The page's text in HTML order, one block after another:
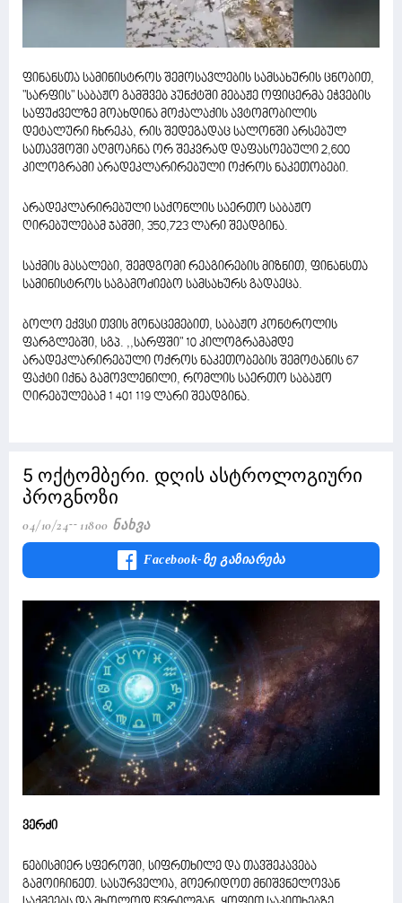
ფინანსთა სამინისტროს შემოსავლების სამსახურის ცნობით,
"სარფის" საბაჟო გამშვებ პუნქტში მებაჟე ოფიცერმა ეჭვების
საფუძველზე მოახდინა მოქალაქის ავტომობილის
დეტალური ჩხრეკა, რის შედეგადაც სალონში არსებულ
სათავშოში აღმოაჩნა ორ შეკვრად დაფასოებული 2,600
კილოგრამი არადეკლარირებული ოქროს ნაკეთობები.
არადეკლარირებული საქონლის საერთო საბაჟო
ღირებულებამ ჯამში, 350,723 ლარი შეადგინა.
საქმის მასალები, შემდგომი რეაგირების მიზნით, ფინანსთა
სამინისტროს საგამოძიებო სამსახურს გადაეცა.
ბოლო ექვსი თვის მონაცემებით, საბაჟო კონტროლის
ფარგლებში, სგპ. ,,სარფში" 10 კილოგრამამდე
არადეკლარირებული ოქროს ნაკეთობების შემოტანის 67
ფაქტი იქნა გამოვლენილი, რომლის საერთო საბაჟო
ღირებულებამ 1 401 119 ლარი შეადგინა.
5 ოქტომბერი. დღის ასტროლოგიური
პროგნოზი
04/10/24 11800 Ნახვა
Facebook-Ზე Გაზიარება
ვერძი
ნებისმიერ სფეროში, სიფრთხილე და თავშეკავება
გამოიჩინეთ. სასურველია, მოერიდოთ მნიშვნელოვან